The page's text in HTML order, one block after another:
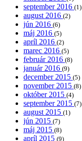
september 2016 (1)
august 2016 (2)
jún 2016 (6)
máj 2016 (5)
apríl 2016 (2)
marec 2016 (5)
február 2016 (8)
január 2016 (9)
december 2015 (5)
november 2015 (8)
október 2015 (4)
september 2015 (7)
august 2015 (1)
jún 2015 (7)
máj 2015 (8)
apríl 2015 (9)